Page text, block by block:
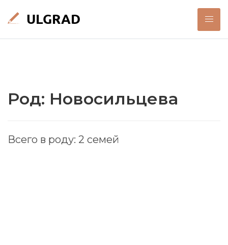
Род: Новосильцева
Всего в роду: 2 семей